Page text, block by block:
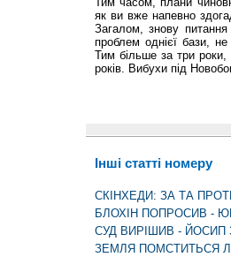
як ви вже напевно
Загалом, знову
проблем однієї бази,
Тим більше за три
років. Вибухи під
Інші статті номеру
СКІНХЕДИ: ЗА ТА
БЛОХІН ПОПРОСИВ -
СУД ВИРІШИВ - ЙОСИП
ЗЕМЛЯ ПОМСТИТЬСЯ